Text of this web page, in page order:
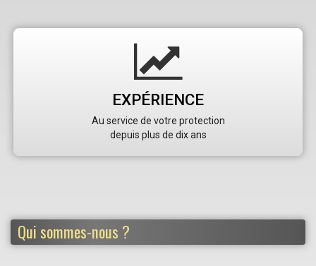
EXPÉRIENCE
Au service de votre protection
depuis plus de dix ans
Qui sommes-nous ?